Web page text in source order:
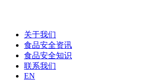
关于我们
食品安全资讯
食品安全知识
联系我们
EN